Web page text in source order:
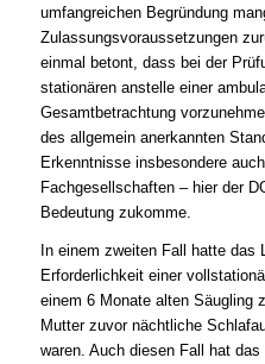
umfangreichen Begründung
Zulassungsvoraussetzungen
einmal betont, dass bei der
stationären anstelle einer
Gesamtbetrachtung
des allgemein anerkannten
Erkenntnisse insbesondere
Fachgesellschaften – hier der
Bedeutung zukomme.
In einem zweiten Fall hatte das
Erforderlichkeit einer
einem 6 Monate alten Säugling
Mutter zuvor nächtliche
waren. Auch diesen Fall hat